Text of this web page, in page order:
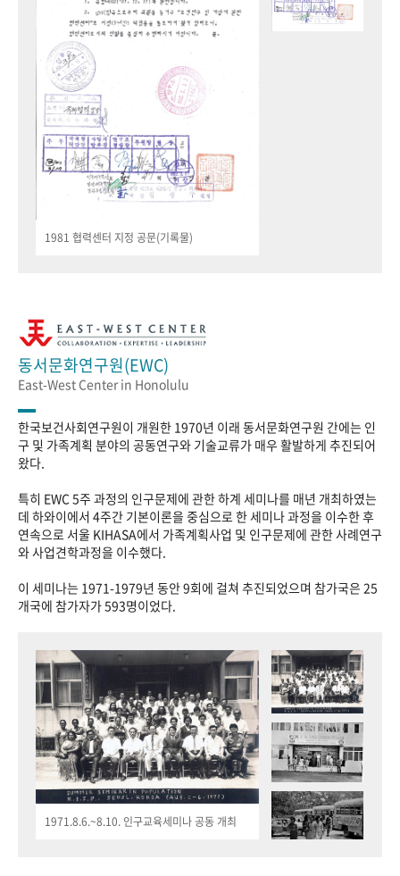
1981 협력센터 지정 공문(기록물)
동서문화연구원(EWC)
East-West Center in Honolulu
한국보건사회연구원이 개원한 1970년 이래 동서문화연구원 간에는 인
구 및 가족계획 분야의 공동연구와 기술교류가 매우 활발하게 추진되어
왔다.
특히 EWC 5주 과정의 인구문제에 관한 하계 세미나를 매년 개최하였는
데 하와이에서 4주간 기본이론을 중심으로 한 세미나 과정을 이수한 후
연속으로 서울 KIHASA에서 가족계획사업 및 인구문제에 관한 사례연구
와 사업견학과정을 이수했다.
이 세미나는 1971-1979년 동안 9회에 걸쳐 추진되었으며 참가국은 25
개국에 참가자가 593명이었다.
1971.8.6.~8.10. 인구교육세미나 공동 개최